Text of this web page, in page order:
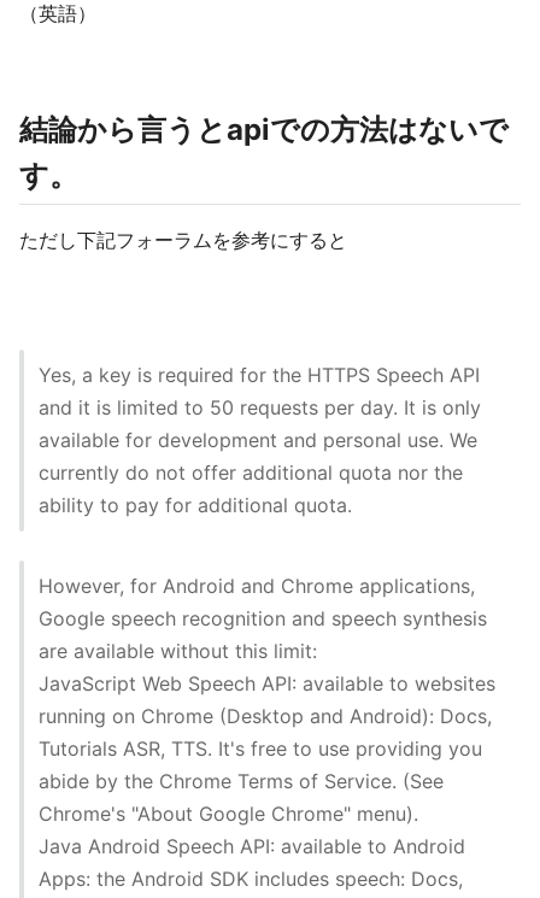
（英語）
結論から言うとapiでの方法はないで
す。
ただし下記フォーラムを参考にすると
Yes, a key is required for the HTTPS Speech API
and it is limited to 50 requests per day. It is only
available for development and personal use. We
currently do not offer additional quota nor the
ability to pay for additional quota.
However, for Android and Chrome applications,
Google speech recognition and speech synthesis
are available without this limit:
JavaScript Web Speech API: available to websites
running on Chrome (Desktop and Android): Docs,
Tutorials ASR, TTS. It's free to use providing you
abide by the Chrome Terms of Service. (See
Chrome's "About Google Chrome" menu).
Java Android Speech API: available to Android
Apps: the Android SDK includes speech: Docs,